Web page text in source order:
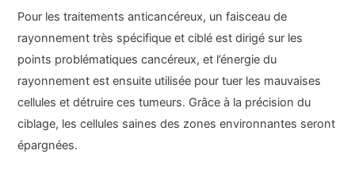
Pour les traitements anticancéreux, un faisceau de
rayonnement très spécifique et ciblé est dirigé sur les
points problématiques cancéreux, et l’énergie du
rayonnement est ensuite utilisée pour tuer les mauvaises
cellules et détruire ces tumeurs. Grâce à la précision du
ciblage, les cellules saines des zones environnantes seront
épargnées.